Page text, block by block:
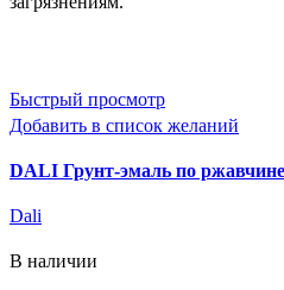
Быстрый просмотр
Добавить в список желаний
DALI Грунт-эмаль по
Dali
В наличии